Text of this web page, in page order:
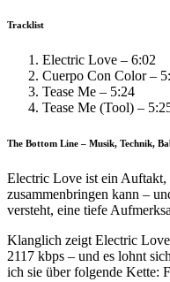
Tracklist
Electric Love – 6:02
Cuerpo Con Color –
Tease Me – 5:24
Tease Me (Tool) –
The Bottom Line – Musik, Technik,
Electric Love ist ein Auftakt,
zusammenbringen kann –
versteht, eine tiefe
Klanglich zeigt Electric
2117 kbps – und es lohnt
ich sie über folgende Kette: